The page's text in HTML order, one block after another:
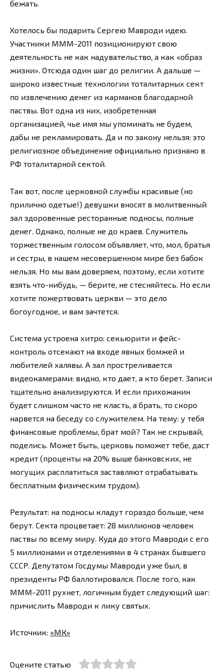
бежать.
Хотелось бы подарить Сергею Мавроди идею.
Участники МММ-2011 позиционируют свою
деятельность не как надувательство, а как «образ
жизни». Отсюда один шаг до религии. А дальше —
широко известные технологии тоталитарных сект
по извлечению денег из карманов благодарной
паствы. Вот одна из них, изобретенная
организацией, чье имя мы упоминать не будем,
дабы не рекламировать. Да и по закону нельзя: это
религиозное объединение официально признано в
РФ тоталитарной сектой.
Так вот, после церковной службы красивые (но
прилично одетые!) девушки вносят в молитвенный
зал здоровенные ресторанные подносы, полные
денег. Однако, полные не до краев. Служитель
торжественным голосом объявляет, что, мол, братья
и сестры, в нашем несовершенном мире без бабок
нельзя. Но мы вам доверяем, поэтому, если хотите
взять что-нибудь, — берите, не стесняйтесь. Но если
хотите пожертвовать церкви — это дело
богоугодное, и вам зачтется.
Система устроена хитро: секьюрити и фейс-
контроль отсекают на входе явных бомжей и
любителей халявы. А зал простреливается
видеокамерами: видно, кто дает, а кто берет. Записи
тщательно анализируются. И если прихожанин
будет слишком часто не класть, а брать, то скоро
нарвется на беседу со служителем. На тему: у тебя
финансовые проблемы, брат мой? Так не скрывай,
поделись. Может быть, церковь поможет тебе, даст
кредит (проценты на 20% выше банковских, не
могущих расплатиться заставляют отрабатывать
бесплатным физическим трудом).
Результат: на подносы кладут гораздо больше, чем
берут. Секта процветает: 28 миллионов человек
паствы по всему миру. Куда до этого Мавроди с его
5 миллионами и отделениями в 4 странах бывшего
СССР. Депутатом Госдумы Мавроди уже был, в
президенты РФ баллотировался. После того, как
МММ-2011 рухнет, логичным будет следующий шаг:
причислить Мавроди к лику святых.
Источник: «МК»
Оцените статью